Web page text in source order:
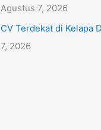
Agustus 7, 2026
CV Terdekat di Kelapa
7, 2026